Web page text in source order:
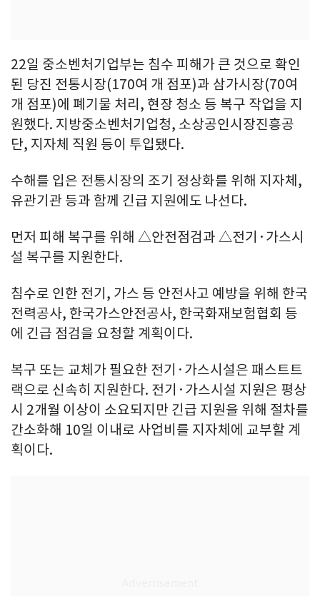
22일 중소벤처기업부는 침수 피해가 큰 것으로 확인
된 당진 전통시장(170여 개 점포)과 삼가시장(70여
개 점포)에 폐기물 처리, 현장 청소 등 복구 작업을 지
원했다. 지방중소벤처기업청, 소상공인시장진흥공
단, 지자체 직원 등이 투입됐다.
수해를 입은 전통시장의 조기 정상화를 위해 지자체,
유관기관 등과 함께 긴급 지원에도 나선다.
먼저 피해 복구를 위해 △안전점검과 △전기·가스시
설 복구를 지원한다.
침수로 인한 전기, 가스 등 안전사고 예방을 위해 한국
전력공사, 한국가스안전공사, 한국화재보험협회 등
에 긴급 점검을 요청할 계획이다.
복구 또는 교체가 필요한 전기·가스시설은 패스트트
랙으로 신속히 지원한다. 전기·가스시설 지원은 평상
시 2개월 이상이 소요되지만 긴급 지원을 위해 절차를
간소화해 10일 이내로 사업비를 지자체에 교부할 계
획이다.